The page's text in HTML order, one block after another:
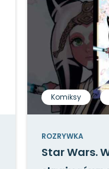
Komiksy
ROZRYWKA
Star Wars.